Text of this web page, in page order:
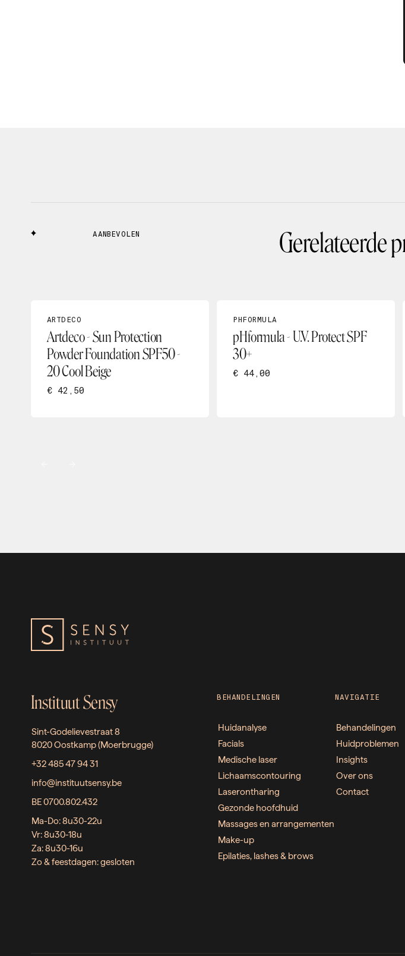
AANBEVOLEN Gerelateerde
ARTDECO
Artdeco - Sun Protection
Powder Foundation SPF50 -
20 Cool Beige
€ 42,50
PHFORMULA
pHformula - U.V. Protect SPF
30+
€ 44,00
Instituut Sensy
Sint-Godelievestraat 8
8020 Oostkamp (Moerbrugge)
+32 485 47 94 31
info@instituutsensy.be
BE 0700.802.432
Ma-Do: 8u30-22u
Vr: 8u30-18u
Za: 8u30-16u
Zo & feestdagen: gesloten
BEHANDELINGEN
Huidanalyse
Facials
Medische laser
Lichaamscontouring
Laserontharing
Gezonde hoofdhuid
Massages en arrangementen
Make-up
Epilaties, lashes & brows
NAVIGATIE
Behandelingen
Huidproblemen
Insights
Over ons
Contact